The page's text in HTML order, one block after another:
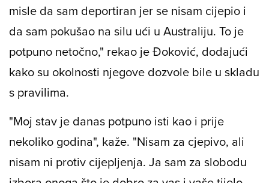
misle da sam deportiran jer se nisam cijepio i
da sam pokušao na silu ući u Australiju. To je
potpuno netočno," rekao je Đoković, dodajući
kako su okolnosti njegove dozvole bile u skladu
s pravilima.
"Moj stav je danas potpuno isti kao i prije
nekoliko godina", kaže. "Nisam za cjepivo, ali
nisam ni protiv cijepljenja. Ja sam za slobodu